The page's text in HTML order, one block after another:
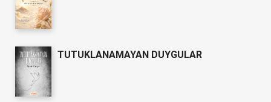
TUTUKLANAMAYAN DUYGULAR